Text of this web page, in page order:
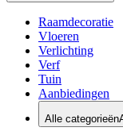
Raamdecoratie
Vloeren
Verlichting
Verf
Tuin
Aanbiedingen
Alle categorieën